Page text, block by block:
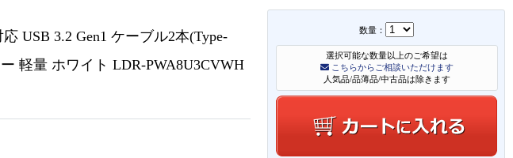
数量：
選択可能な数量以上のご希望は
こちらからご相談いただけます
人気品/品薄品/中古品は除きます
USB 3.2 Gen1 ケーブル2本(Type-
軽量 ホワイト LDR-PWA8U3CVWH